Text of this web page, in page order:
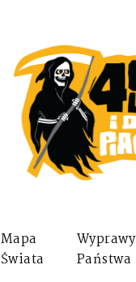
Mapa
Świata
Wyprawy
Państwa